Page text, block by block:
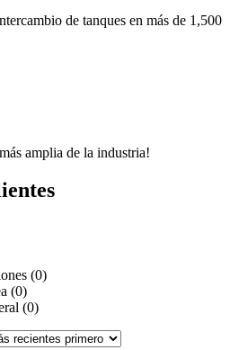
de tanques en más de 1,500
amplia de la industria!
(0)
(0)
(0)